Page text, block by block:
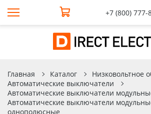
+7 (800) 777-
Главная Каталог
Низковольтное
Автоматические выключатели
Автоматические выключатели
Автоматические выключатели
однополюсные